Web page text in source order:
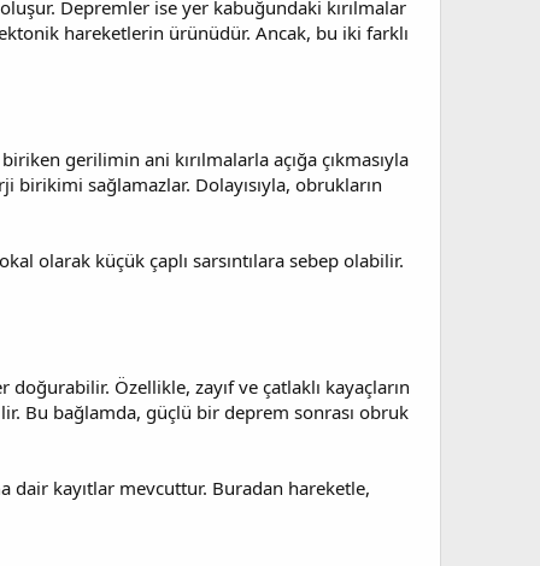
Depremler ise yer kabuğundaki kırılmalar
hareketlerin ürünüdür. Ancak, bu iki farklı
gerilimin ani kırılmalarla açığa çıkmasıyla
sağlamazlar. Dolayısıyla, obrukların
olarak küçük çaplı sarsıntılara sebep olabilir.
Özellikle, zayıf ve çatlaklı kayaçların
Bu bağlamda, güçlü bir deprem sonrası obruk
dair kayıtlar mevcuttur. Buradan hareketle,